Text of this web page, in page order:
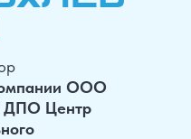
ООО
Центр